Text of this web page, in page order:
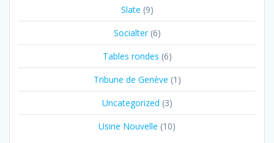
Slate (9)
Socialter(6)
Tables rondes (6)
Tribune de Genève (1)
Uncategorized (3)
Usine Nouvelle (10)